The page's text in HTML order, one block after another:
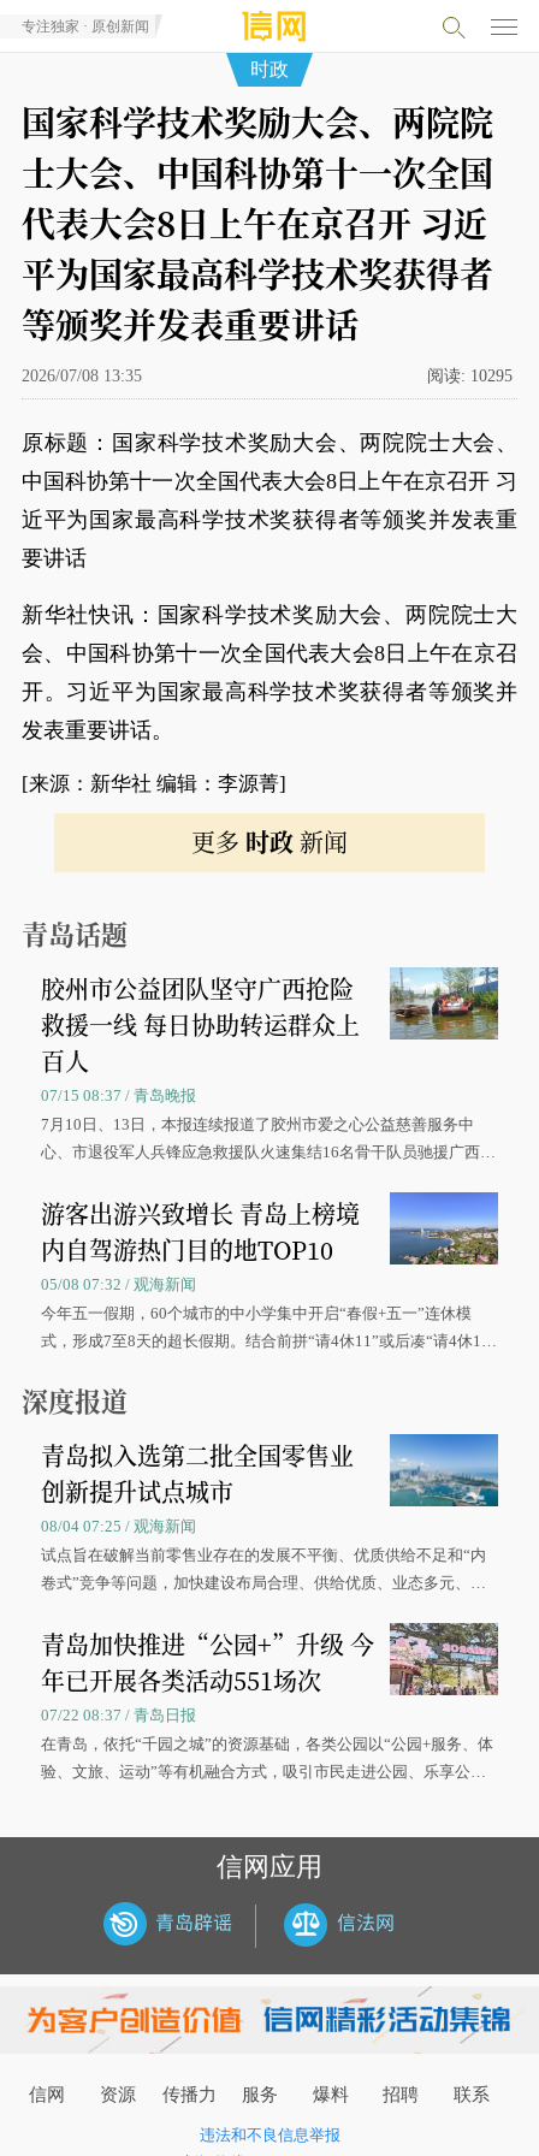
专注独家 · 原创新闻
时政
国家科学技术奖励大会、两院院
士大会、中国科协第十一次全国
代表大会8日上午在京召开 习近
平为国家最高科学技术奖获得者
等颁奖并发表重要讲话
2026/07/08 13:35 阅读: 10295
原标题：国家科学技术奖励大会、两院院士大会、
中国科协第十一次全国代表大会8日上午在京召开 习
近平为国家最高科学技术奖获得者等颁奖并发表重
要讲话
新华社快讯：国家科学技术奖励大会、两院院士大
会、中国科协第十一次全国代表大会8日上午在京召
开。习近平为国家最高科学技术奖获得者等颁奖并
发表重要讲话。
[来源：新华社 编辑：李源菁]
更多 时政新闻
青岛话题
胶州市公益团队坚守广西抢险
救援一线 每日协助转运群众上
百人
07/15 08:37 / 青岛晚报
7月10日、13日，本报连续报道了胶州市爱之心公益慈善服务中
心、市退役军人兵锋应急救援队火速集结16名骨干队员驰援广西灾
游客出游兴致增长 青岛上榜境
内自驾游热门目的地TOP10
05/08 07:32 / 观海新闻
今年五一假期，60个城市的中小学集中开启“春假+五一”连休模
式，形成7至8天的超长假期。结合前拼“请4休11”或后凑“请4休1
深度报道
青岛拟入选第二批全国零售业
创新提升试点城市
08/04 07:25 / 观海新闻
试点旨在破解当前零售业存在的发展不平衡、优质供给不足和“内
卷式”竞争等问题，加快建设布局合理、供给优质、业态多元、智
青岛加快推进“公园+”升级 今
年已开展各类活动551场次
07/22 08:37 / 青岛日报
在青岛，依托“千园之城”的资源基础，各类公园以“公园+服务、体
验、文旅、运动”等有机融合方式，吸引市民走进公园、乐享公
信网应用
信网 资源 传播力 服务 爆料 招聘 联系
违法和不良信息举报